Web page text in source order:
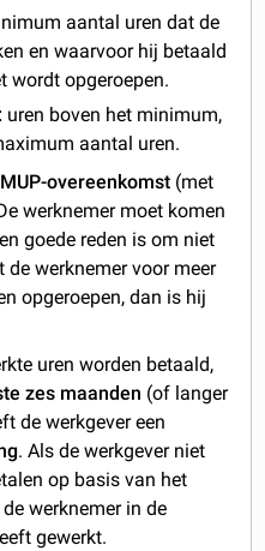
aantal uren dat de
en waarvoor hij betaald
wordt opgeroepen.
uren boven het minimum,
aantal uren.
MUP-overeenkomst (met
werknemer moet komen
goede reden is om niet
de werknemer voor meer
opgeroepen, dan is hij
uren worden betaald,
zes maanden (of langer
de werkgever een
. Als de werkgever niet
op basis van het
werknemer in de
gewerkt.